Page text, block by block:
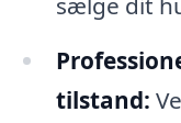
tilstand: